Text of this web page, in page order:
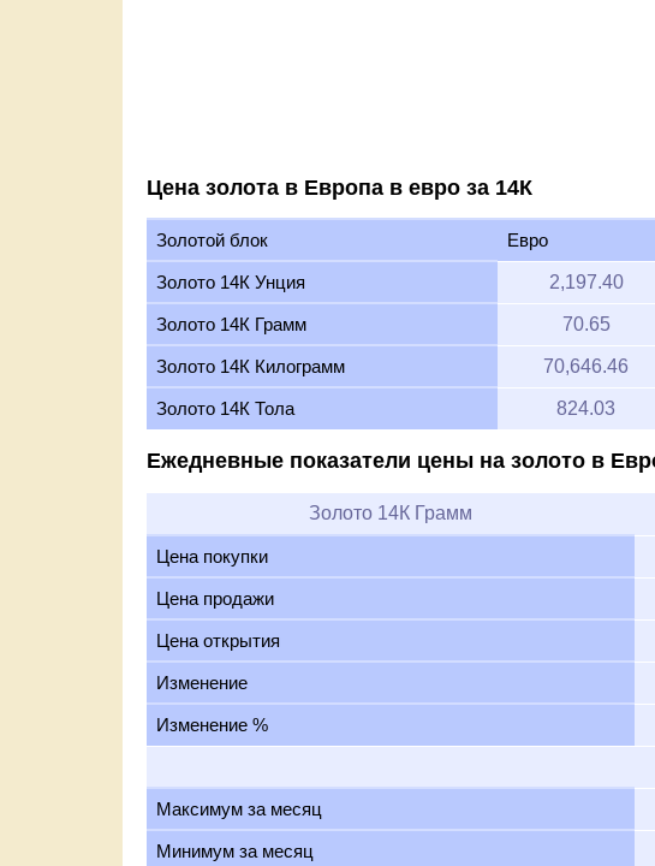
Цена золота в Европа в евро за 14К
Золотой блок Евро
Золото 14К Унция 2,197.40
Золото 14К Грамм 70.65
Золото 14К Килограмм 70,646.46
Золото 14К Тола 824.03
Ежедневные показатели цены на золото в
Золото 14К Грамм
Цена покупки
Цена продажи
Цена открытия
Изменение
Изменение %
Максимум за месяц
Минимум за месяц